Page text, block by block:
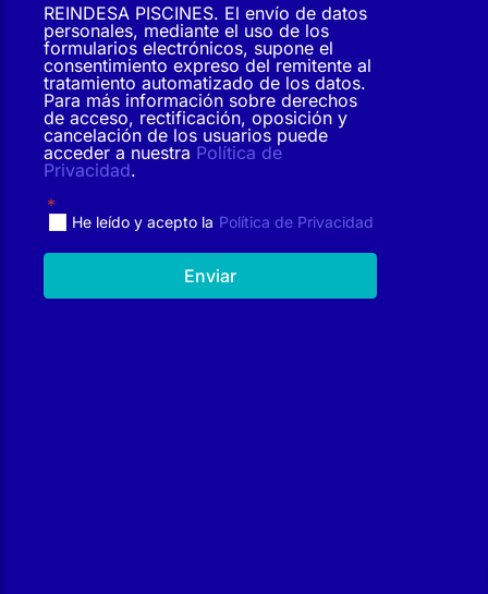
REINDESA PISCINES. El envío de datos
personales, mediante el uso de los
formularios electrónicos, supone el
consentimiento expreso del remitente al
tratamiento automatizado de los datos.
Para más información sobre derechos
de acceso, rectificación, oposición y
cancelación de los usuarios puede
acceder a nuestra Política de
Privacidad.
He leído y acepto la Política de Privacidad
Enviar